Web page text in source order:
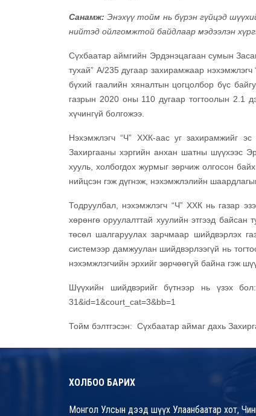
Санамж: Энэхүү тойм нь бүрэн гүйцэд
нийтэд ойлгомжтой байдлаар мэдээлэн
Сүхбаатар аймгийн Эрдэнэцагаан сумын
тухай” А/235 дугаар захирамжаар
бүхий гаалийн хяналтын цогцолбор бүс
газрын 2020 оны 110 дугаар тогтоолын 2.1
хүчингүй болгожээ.
Нэхэмжлэгч “Ч” ХХК-аас уг захирамжийг
Захиргааны хэргийн анхан шатны шүүхээс
хууль, холбогдох журмыг зөрчиж олгосон
нийцсэн гэж дүгнэж, нэхэмжлэлийн
Тодруулбал, нэхэмжлэгч “Ч” ХХК нь газар
хөрөнгө оруулалттай хуулийн этгээд байсан
төсөл шалгаруулах зарчмаар шийдвэрлэх
системээр дамжуулан шийдвэрлээгүй нь
нэхэмжлэгчийн эрхийг зөрчөөгүй байна гэж
Шүүхийн шийдвэрийг бүтнээр нь үзэх
31&id=1&court_cat=3&bb=1
Тойм бэлтгэсэн: Сүхбаатар аймаг дахь
ХОЛБОО БАРИХ
Монгол Улсын дээд шүүх Улаанбаатар хот,